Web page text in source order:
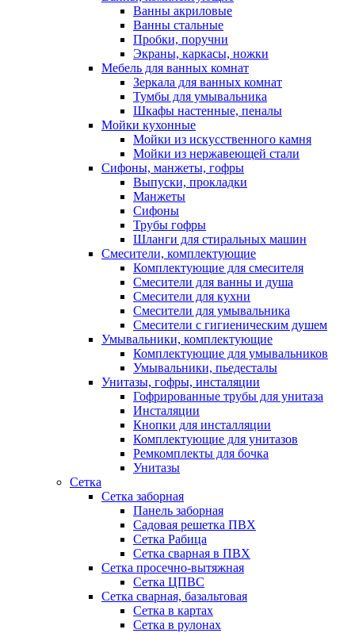
Ванны акриловые
Ванны стальные
Пробки, поручни
Экраны, каркасы, ножки
Мебель для ванных комнат
Зеркала для ванных комнат
Тумбы для умывальника
Шкафы настенные, пеналы
Мойки кухонные
Мойки из искусственного камня
Мойки из нержавеющей стали
Сифоны, манжеты, гофры
Выпуски, прокладки
Манжеты
Сифоны
Трубы гофры
Шланги для стиральных машин
Смесители, комплектующие
Комплектующие для смесителя
Смесители для ванны и душа
Смесители для кухни
Смесители для умывальника
Смесители с гигиеническим душем
Умывальники, комплектующие
Комплектующие для умывальников
Умывальники, пьедесталы
Унитазы, гофры, инсталяции
Гофрированные трубы для унитаза
Инсталяции
Кнопки для инсталляции
Комплектующие для унитазов
Ремкомплекты для бочка
Унитазы
Сетка
Сетка заборная
Панель заборная
Садовая решетка ПВХ
Сетка Рабица
Сетка сварная в ПВХ
Сетка просечно-вытяжная
Сетка ЦПВС
Сетка сварная, базальтовая
Сетка в картах
Сетка в рулонах